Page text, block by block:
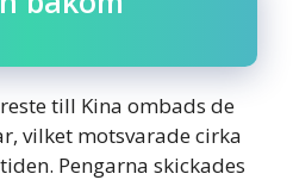
till Kina ombads de
vilket motsvarade cirka
Pengarna skickades